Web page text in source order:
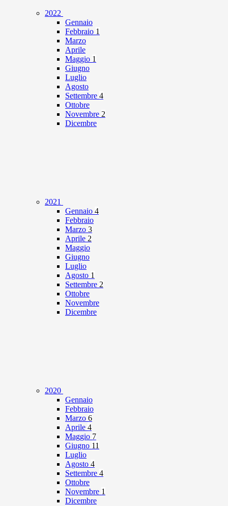
2022
Gennaio
Febbraio 1
Marzo
Aprile
Maggio 1
Giugno
Luglio
Agosto
Settembre 4
Ottobre
Novembre 2
Dicembre
2021
Gennaio 4
Febbraio
Marzo 3
Aprile 2
Maggio
Giugno
Luglio
Agosto 1
Settembre 2
Ottobre
Novembre
Dicembre
2020
Gennaio
Febbraio
Marzo 6
Aprile 4
Maggio 7
Giugno 11
Luglio
Agosto 4
Settembre 4
Ottobre
Novembre 1
Dicembre